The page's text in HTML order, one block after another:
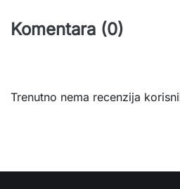
Komentara (0)
Trenutno nema recenzija